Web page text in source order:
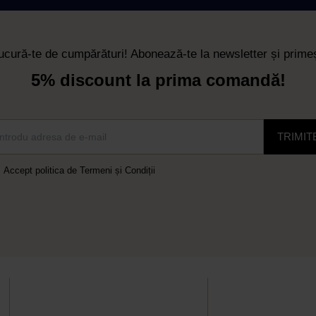
te de cumpărături! Abonează-te la newsletter și
5% discount la prima comandă!
Accept politica de Termeni și Condiții